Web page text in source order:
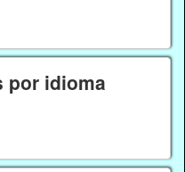
por idioma